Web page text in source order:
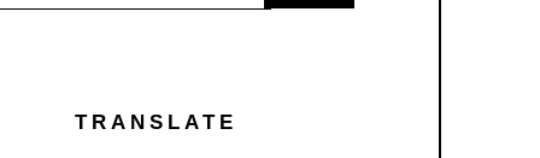
TRANSLATE